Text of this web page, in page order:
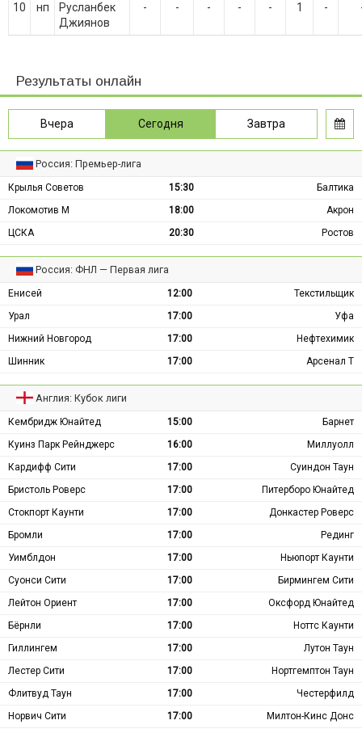
10 нп
Русланбек
Джиянов
- - - - - 1 -
Результаты онлайн
Вчера Сегодня Завтра
Россия: Премьер-лига
Крылья Советов 15:30
Балтика
Локомотив М
18:00
Акрон
ЦСКА
20:30 Ростов
Россия: ФНЛ — Первая лига
Енисей 12:00
Текстильщик
Урал
17:00
Уфа
Нижний Новгород
17:00
Нефтехимик
Шинник
17:00 Арсенал Т
Англия: Кубок лиги
Кембридж Юнайтед 15:00
Барнет
Куинз Парк Рейнджерс
16:00
Миллуолл
Кардифф Сити
17:00
Суиндон Таун
Бристоль Роверс
17:00
Питерборо Юнайтед
Стокпорт Каунти
17:00
Донкастер Роверс
Бромли
17:00
Рединг
Уимблдон
17:00
Ньюпорт Каунти
Суонси Сити
17:00
Бирмингем Сити
Лейтон Ориент
17:00
Оксфорд Юнайтед
Бёрнли
17:00
Ноттс Каунти
Гиллингем
17:00
Лутон Таун
Лестер Сити
17:00
Нортгемптон Таун
Флитвуд Таун
17:00
Честерфилд
Норвич Сити
17:00
Милтон-Кинс Донс